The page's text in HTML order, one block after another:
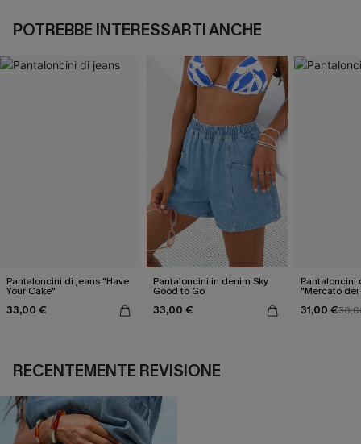
POTREBBE INTERESSARTI ANCHE
Pantaloncini di jeans "Have
Your Cake"
33,00 €
Pantaloncini in denim Sky
Good to Go
33,00 €
Pantaloncini
"Mercato dei
31,00 €
RECENTEMENTE REVISIONE